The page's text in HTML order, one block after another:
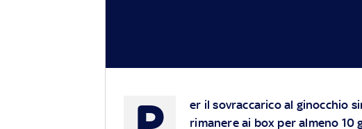
er il sovraccarico al ginocchio
rimanere ai box per almeno